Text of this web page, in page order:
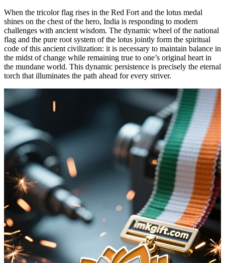
When the tricolor flag rises in the Red Fort and the lotus medal
shines on the chest of the hero, India is responding to modern
challenges with ancient wisdom. The dynamic wheel of the national
flag and the pure root system of the lotus jointly form the spiritual
code of this ancient civilization: it is necessary to maintain balance in
the midst of change while remaining true to one’s original heart in
the mundane world. This dynamic persistence is precisely the eternal
torch that illuminates the path ahead for every striver.